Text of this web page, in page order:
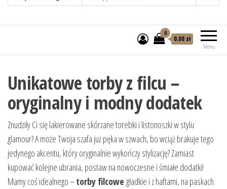
Menu
0
0.00 zł
Unikatowe torby z filcu –
oryginalny i modny dodatek
Znudziły Ci się lakierowane skórzane torebki i listonoszki w stylu
glamour? A może Twoja szafa już pęka w szwach, bo wciąż brakuje tego
jedynego akcentu, który oryginalnie wykończy stylizację? Zamiast
kupować kolejne ubrania, postaw na nowoczesne i śmiałe dodatki!
Mamy coś idealnego –torby filcowe gładkie i z haftami, na paskach